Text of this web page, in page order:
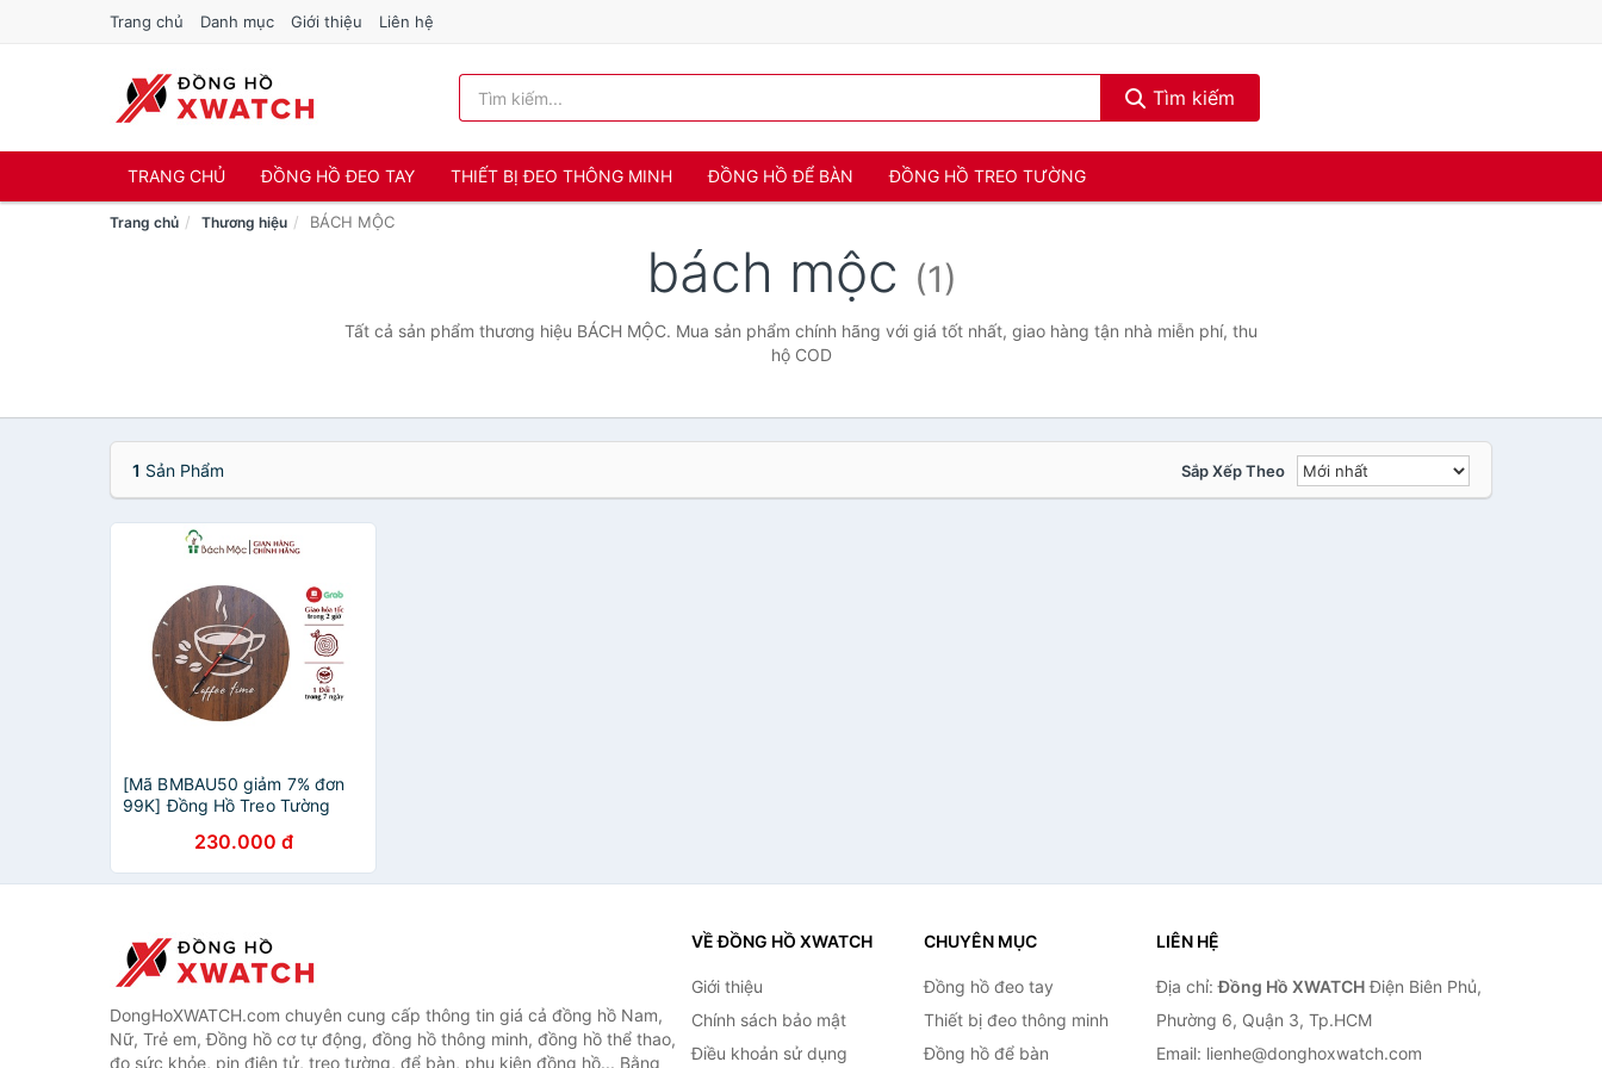
Trang chủ Danh mục Giới thiệu Liên hệ
Tìm kiếm
TRANG CHỦ ĐỒNG HỒ ĐEO TAY THIẾT BỊ ĐEO THÔNG MINH ĐỒNG HỒ ĐỂ BÀN ĐỒNG HỒ TREO TƯỜNG
Trang chủ Thương hiệu BÁCH MỘC
bách mộc (1)
Tất cả sản phẩm thương hiệu BÁCH MỘC. Mua sản phẩm chính hãng với giá tốt nhất, giao hàng tận nhà miễn phí, thu
hộ COD
1 Sản Phẩm Sắp Xếp Theo
[Mã BMBAU50 giảm 7% đơn
99K] Đồng Hồ Treo Tường
Thiết Kế Độc Đáo, Bắt Mắt
230.000 đ
DongHoXWATCH.com chuyên cung cấp thông tin giá cả đồng hồ Nam,
Nữ, Trẻ em, Đồng hồ cơ tự động, đồng hồ thông minh, đồng hồ thể thao,
đo sức khỏe, pin điện tử, treo tường, để bàn, phụ kiện đồng hồ... Bằng
VỀ ĐỒNG HỒ XWATCH
Giới thiệu
Chính sách bảo mật
Điều khoản sử dụng
CHUYÊN MỤC
Đồng hồ đeo tay
Thiết bị đeo thông minh
Đồng hồ để bàn
LIÊN HỆ
Địa chỉ:Đồng Hồ XWATCHĐiện Biên Phủ,
Phường 6, Quận 3, Tp.HCM
Email: lienhe@donghoxwatch.com